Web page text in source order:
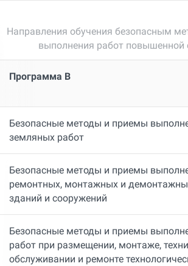
Направления обучения безопасным
выполнения работ повышенной
Программа В
Безопасные методы и приемы
земляных работ
Безопасные методы и приемы
ремонтных, монтажных и
зданий и сооружений
Безопасные методы и приемы
работ при размещении, монтаже,
обслуживании и ремонте